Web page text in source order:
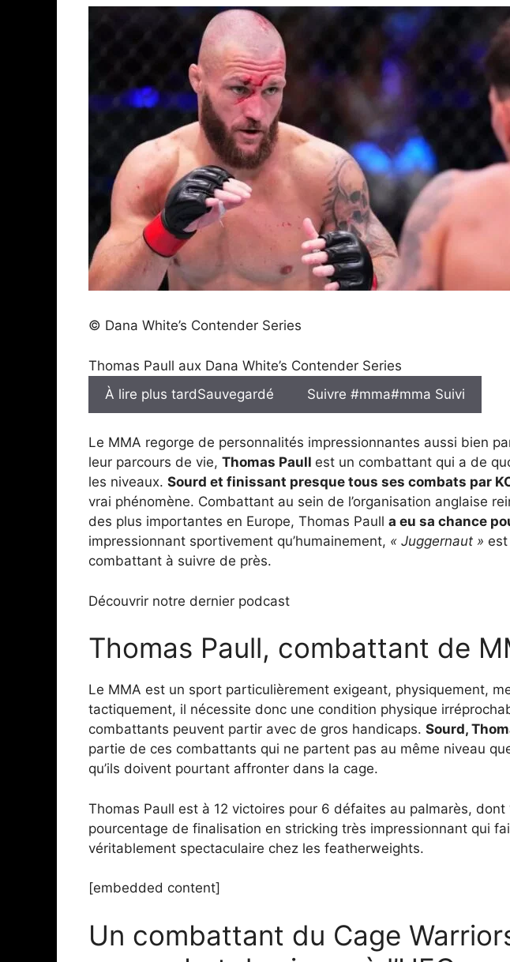
© Dana White’s Contender Series
Thomas Paull aux Dana White’s Contender Series
À lire plus tardSauvegardé Suivre #mma#mma Suivi
Le MMA regorge de personnalités impressionnantes aussi bien
leur parcours de vie, Thomas Paull est un combattant qui a de
les niveaux. Sourd et finissant presque tous ses combats par
vrai phénomène. Combattant au sein de l’organisation anglaise
des plus importantes en Europe, Thomas Paull a eu sa chance
impressionnant sportivement qu’humainement, « Juggernaut »
combattant à suivre de près.
Découvrir notre dernier podcast
Thomas Paull, combattant de
Le MMA est un sport particulièrement exigeant, physiquement,
tactiquement, il nécessite donc une condition physique
combattants peuvent partir avec de gros handicaps. Sourd,
partie de ces combattants qui ne partent pas au même niveau
qu’ils doivent pourtant affronter dans la cage.
Thomas Paull est à 12 victoires pour 6 défaites au palmarès, dont
pourcentage de finalisation en stricking très impressionnant qui
véritablement spectaculaire chez les featherweights.
[embedded content]
Un combattant du Cage